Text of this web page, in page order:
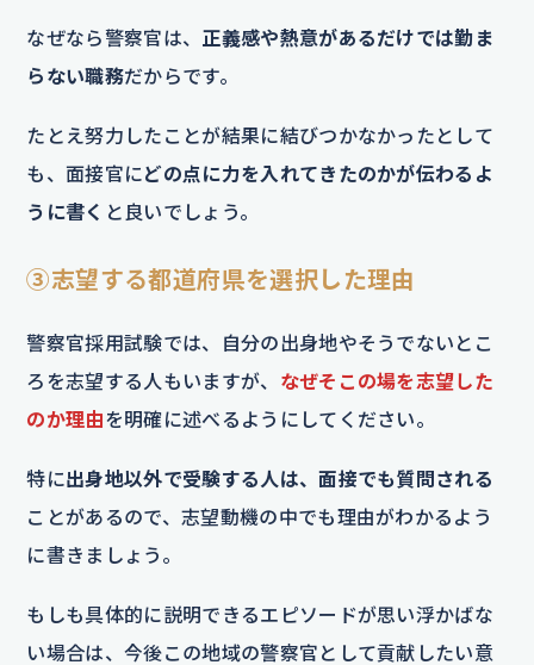
なぜなら警察官は、 正義感や熱意があるだけでは勤ま
らない職務だからです。
たとえ努力したことが結果に結びつかなかったとして
も、面接官に どの点に力を入れてきたのかが伝わるよ
うに書く と良いでしょう。
③志望する都道府県を選択した理由
警察官採用試験では、自分の出身地やそうでないとこ
ろを志望する人もいますが、 なぜそこの場を志望した
のか理由を明確に述べるようにしてください。
特に出身地以外で受験する人は、面接でも質問される
ことがあるので、志望動機の中でも理由がわかるよう
に書きましょう。
もしも具体的に説明できるエピソードが思い浮かばな
い場合は、今後この地域の警察官として貢献したい意